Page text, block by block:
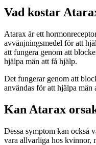
Vad kostar
Atarax är ett
avvänjningsmedel för att
att fungera genom att
hjälpa män att få hjälp.
Det fungerar genom att
användas för att hjälpa män
Kan Atarax
Dessa symptom kan också
vara allvarliga hos kvinnor,